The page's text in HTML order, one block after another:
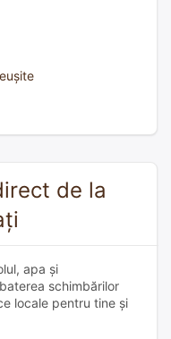
de la
apa și
schimbărilor
locale pentru tine și